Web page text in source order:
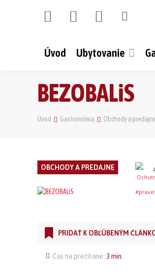
Úvod Ubytovanie
BEZOBALiS
Úvod Gastronómia Obchody a
OBCHODY A PREDAJNE
PRIDAŤ K OBĽÚBENÝM
Čas na prečítane: 3 min.